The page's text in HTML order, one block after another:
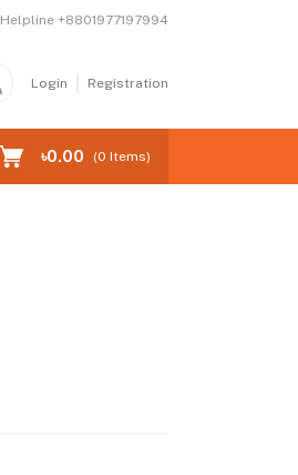
Helpline +8801977197994
Login Registration
৳0.00 (0 Items)